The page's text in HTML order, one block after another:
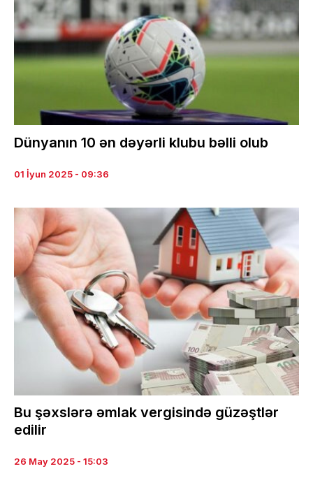
Dünyanın 10 ən dəyərli klubu bəlli olub
01 İyun 2025 - 09:36
Bu şəxslərə əmlak vergisində güzəştlər
edilir
26 May 2025 - 15:03